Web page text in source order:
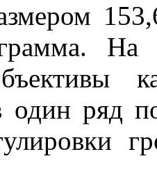
На
один ряд